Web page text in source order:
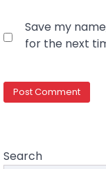
Save my
for the next
Search